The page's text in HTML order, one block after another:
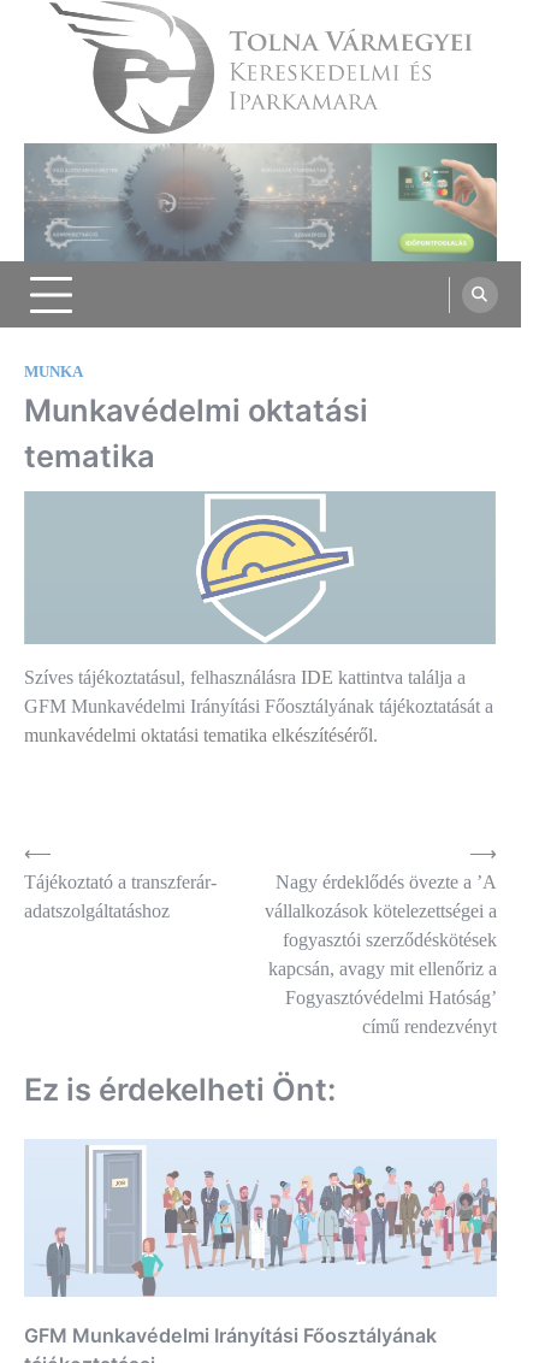
Tolna Vármegyei Kereskedelmi és
Iparkamara
MUNKA
Munkavédelmi oktatási
tematika
Szíves tájékoztatásul, felhasználásra IDE kattintva találja a
GFM Munkavédelmi Irányítási Főosztályának tájékoztatását a
munkavédelmi oktatási tematika elkészítéséről.
Bejegyzés
navigáció
⟵
Tájékoztató a transzferár-
adatszolgáltatáshoz
Nagy érdeklődés övezte a ’A
vállalkozások kötelezettségei a
fogyasztói szerződéskötések
kapcsán, avagy mit ellenőriz a
Fogyasztóvédelmi Hatóság’
című rendezvényt
⟶
Ez is érdekelheti Önt:
GFM Munkavédelmi Irányítási Főosztályának